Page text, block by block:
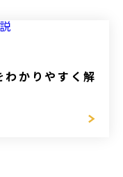
わかりやすく解